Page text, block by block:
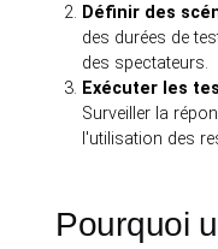
Définir des
des durées de
des spectateurs.
Exécuter les
Surveiller la
l'utilisation des
Pourquoi